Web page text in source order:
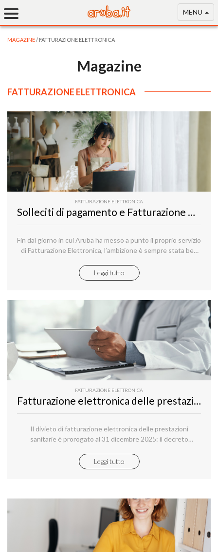
MENU
MAGAZINE/ FATTURAZIONE ELETTRONICA
Magazine
FATTURAZIONE ELETTRONICA
FATTURAZIONE ELETTRONICA
Solleciti di pagamento e Fatturazione Elettronica: si fa tutto con un Modulo
Fin dal giorno in cui Aruba ha messo a punto il proprio servizio
di Fatturazione Elettronica, l’ambizione è sempre stata ben
realizzazione delle fatture.
Leggi tutto
FATTURAZIONE ELETTRONICA
Fatturazione elettronica delle prestazioni sanitarie: divieto prorogato fino al 31 dicembre 2025
Il divieto di fatturazione elettronica delle prestazioni
sanitarie è prorogato al 31 dicembre 2025: il decreto
dei pazienti, prolungando ulteriormente il divieto di
fatturazione elettronica relativamente alle prestazioni
Leggi tutto